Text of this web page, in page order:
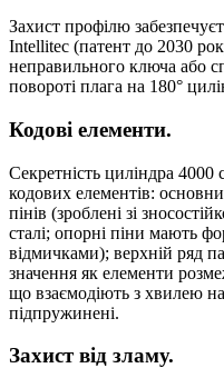
Захист профілю
Intellitec (патент до 2030
неправильного ключа або
повороті плага на 180°
Кодові елементи.
Секретність циліндра 4000
кодових елементів:
пінів (зроблені зі
сталі; опорні піни мають
відмичками); верхній ряд
значення як елементи
що взаємодіють з хвилею
підпружинені.
Захист від зламу.